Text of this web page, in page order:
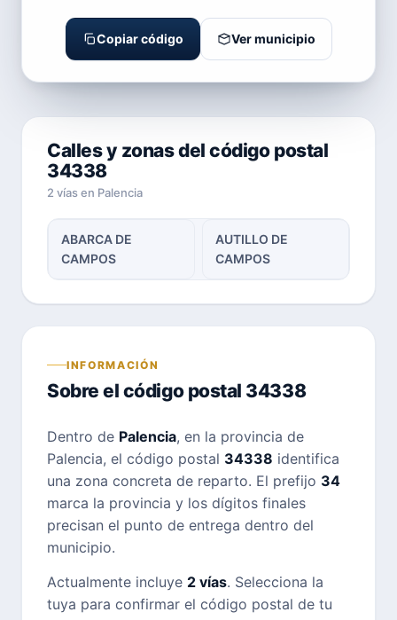
Copiar código Ver municipio
Calles y zonas del código postal
34338
2 vías en Palencia
ABARCA DE
CAMPOS
AUTILLO DE
CAMPOS
INFORMACIÓN
Sobre el código postal 34338
Dentro de Palencia, en la provincia de
Palencia, el código postal 34338 identifica
una zona concreta de reparto. El prefijo 34
marca la provincia y los dígitos finales
precisan el punto de entrega dentro del
municipio.
Actualmente incluye 2 vías. Selecciona la
tuya para confirmar el código postal de tu